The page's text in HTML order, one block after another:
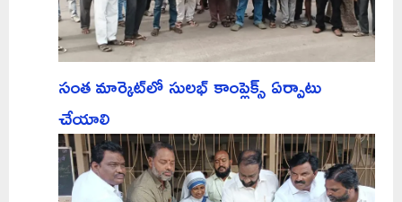
సంత మార్కెట్‌లో సులభ్ కాంప్లెక్స్ ఏర్పాటు
చేయాలి